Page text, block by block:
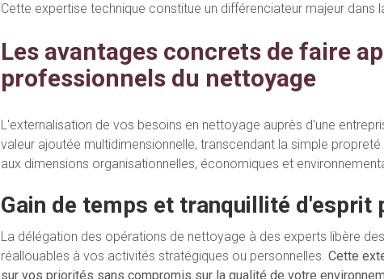
Cette expertise technique constitue un différenciateur majeur dans
Les avantages concrets de faire
professionnels du nettoyage
L'externalisation de vos besoins en nettoyage auprès d'une
valeur ajoutée multidimensionnelle, transcendant la simple
aux dimensions organisationnelles, économiques et
Gain de temps et tranquillité d'esprit
La délégation des opérations de nettoyage à des experts libère
réallouables à vos activités stratégiques ou personnelles. Cette
sur vos priorités sans compromis sur la qualité de votre